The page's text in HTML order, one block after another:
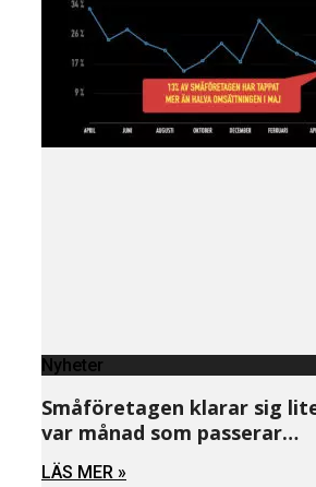
Nyheter
Småföretagen klarar sig
var månad som passerar…
LÄS MER »